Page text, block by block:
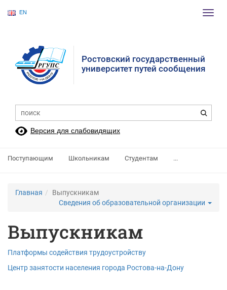
EN
Ростовский государственный
университет путей сообщения
Версия для слабовидящих
Поступающим Школьникам Студентам ...
Главная
Выпускникам
Сведения об образовательной организации
Выпускникам
Платформы содействия трудоустройству
Центр занятости населения города Ростова-на-Дону